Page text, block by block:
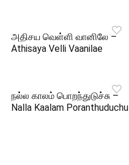
அதிசய வெள்ளி வானிலே –
Athisaya Velli Vaanilae
நல்ல காலம் பொறந்துடுச்சு –
Nalla Kaalam Poranthuduchu